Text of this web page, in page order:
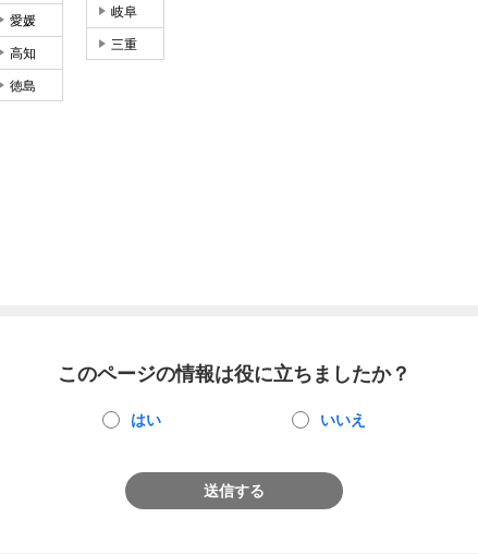
岐阜
三重
愛媛
高知
徳島
このページの情報は役に立ちましたか？
はい いいえ
送信する